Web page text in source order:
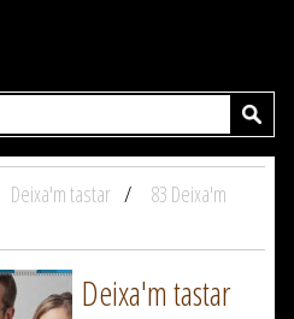
Deixa'm tastar
83 Deixa'm
Deixa'm tastar